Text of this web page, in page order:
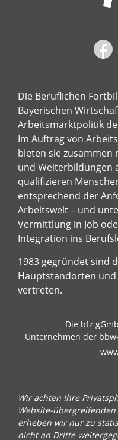
Die Beruflichen
Bayerischen
Arbeitsmarktpolitik
Im Auftrag von
bieten sie
und Weiterbildungen
qualifizieren
entsprechend der
Arbeitswelt – und
Vermittlung in Job
Integration ins
1983 gegründet sind
Hauptstandorten
vertreten.
Die bfz
Unternehmen der
Wir achten Ihre
Website-
erheben wir nur zu
nicht an Dritte